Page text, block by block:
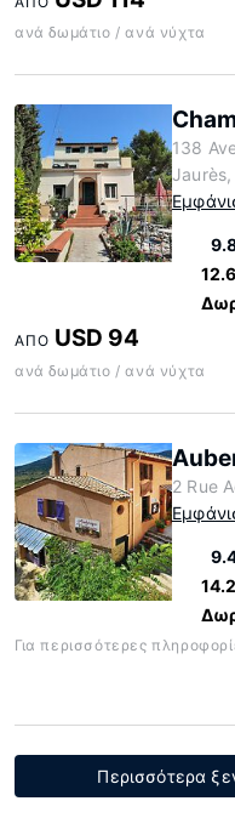
ανά δωμάτιο / ανά νύχτα
138
ΑΠΌ USD 94
ανά δωμάτιο / ανά νύχτα
2 Rue
Για περισσότερες
Περισσότερα